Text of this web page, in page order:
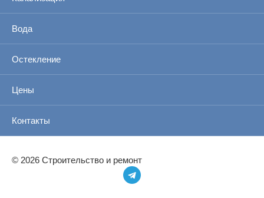
Вода
Остекление
Цены
Контакты
© 2026 Строительство и ремонт